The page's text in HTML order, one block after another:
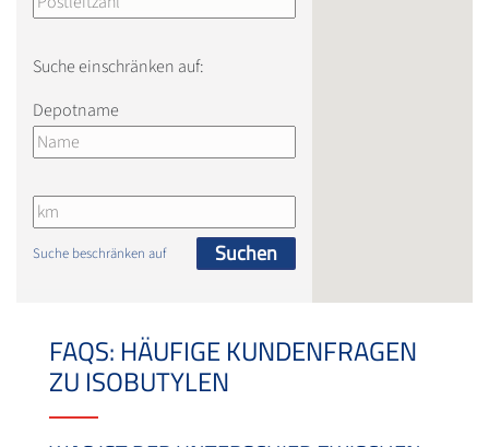
Suche einschränken auf:
Depotname
Suche beschränken auf Suchen
FAQS: HÄUFIGE KUNDENFRAGEN
ZU ISOBUTYLEN